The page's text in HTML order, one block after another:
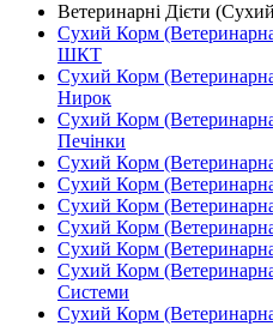
Ветеринарні Дієти
Сухий Корм
ШКТ
Сухий Корм
Нирок
Сухий Корм
Печінки
Сухий Корм (Ветеринарна
Сухий Корм
Сухий Корм (Ветеринарна
Сухий Корм (Ветеринарна
Сухий Корм
Сухий Корм
Системи
Сухий Корм